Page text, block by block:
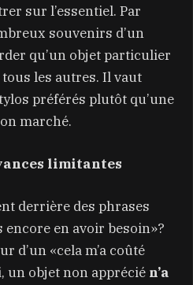
sur l’essentiel. Par
souvenirs d’un
qu’un objet particulier
les autres. Il vaut
préférés plutôt qu’une
marché.
limitantes
derrière des phrases
en avoir besoin»?
d’un «cela m’a coûté
un objet non apprécié n’a